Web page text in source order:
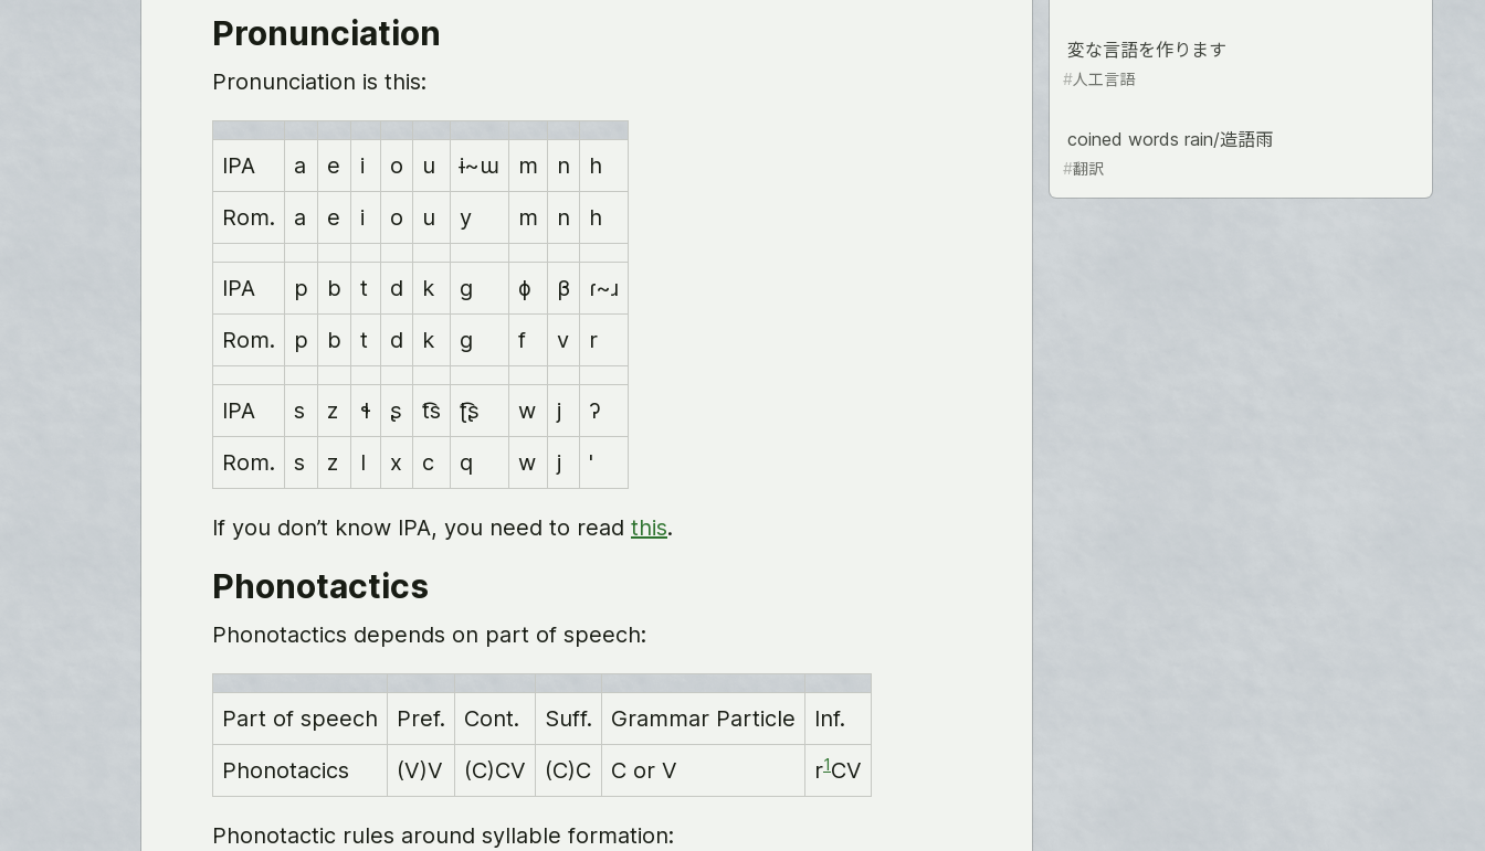
Pronunciation
Pronunciation is this:
IPA a e i o u ɨ~ɯ m n
h
Rom.
a e i o u y m n h
IPA p b t d k g ɸ β
ɾ~ɹ
Rom.
p b t d k g f v r
IPA s z ɬ ʂ t͡s ʈ͡ʂ w j
ʔ
Rom.
s z l x c q w j '
If you don’t know IPA, you need to read this.
Phonotactics
Phonotactics depends on part of speech:
Part of speech Pref. Cont. Suff. Grammar Particle
Inf.
Phonotacics
(V)V (C)CV (C)C C or V r1CV
Phonotactic rules around syllable formation:
変な言語を作ります
#人工言語
coined words rain/造語雨
#翻訳